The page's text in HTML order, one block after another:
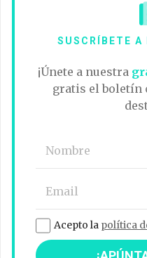
SUSCRÍBETE A
¡Únete a nuestra
gratis el boletín
Acepto la política